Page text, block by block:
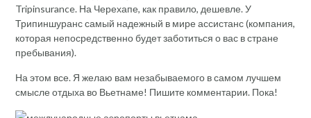
Tripinsurance. На Черехапе, как правило, дешевле. У
Трипиншуранс самый надежный в мире ассистанс (компания,
которая непосредственно будет заботиться о вас в стране
пребывания).
На этом все. Я желаю вам незабываемого в самом лучшем
смысле отдыха во Вьетнаме! Пишите комментарии. Пока!